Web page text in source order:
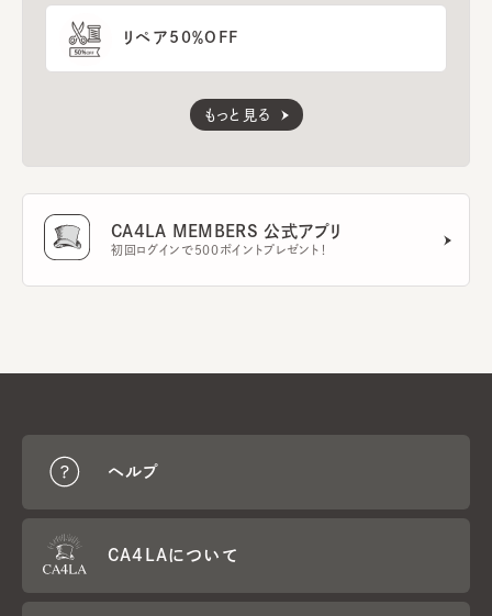
リペア50％OFF
もっと見る
CA4LA MEMBERS 公式アプリ
初回ログインで500ポイントプレゼント！
ヘルプ
CA4LAについて